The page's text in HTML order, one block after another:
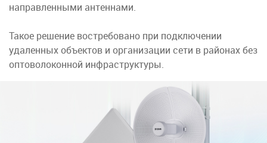
направленными антеннами.
Такое решение востребовано при подключении
удаленных объектов и организации сети в районах без
оптоволоконной инфраструктуры.